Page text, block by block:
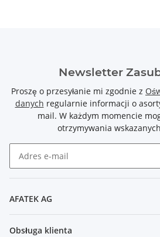
Newsletter
Proszę o przesyłanie mi zgodnie z
danych regularnie informacji o
mail. W każdym momencie
otrzymywania
AFATEK AG
Obsługa klienta